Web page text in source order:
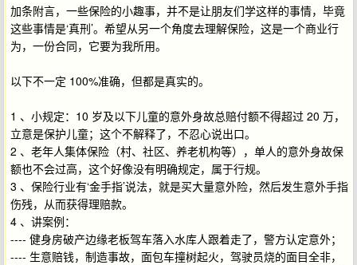
加条附言，一些保险的小趣事，并不是让朋友们学这样的事情，毕竟
这些事情是‘真刑’。希望从另一个角度去理解保险，这是一个商业行
为，一份合同，它要为我所用。
以下不一定 100%准确，但都是真实的。
1 、小规定：10 岁及以下儿童的意外身故总赔付额不得超过 20 万，
立意是保护儿童；这个不解释了，不忍心说出口。
2 、老年人集体保险（村、社区、养老机构等），单人的意外身故保
额也不会过高，这个好像没有明确规定，属于行规。
3 、保险行业有‘金手指’说法，就是买大量意外险，然后发生意外手指
伤残，从而获得理赔款。
4 、讲案例：
---- 健身房破产边缘老板驾车落入水库人跟着走了，警方认定意外；
---- 生意赔钱，制造事故，面包车撞树起火，驾驶员烧的面目全非，